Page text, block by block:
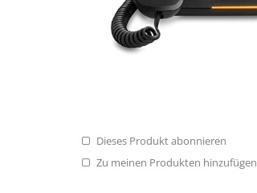
Dieses Produkt abonnieren
Zu meinen Produkten hinzufügen